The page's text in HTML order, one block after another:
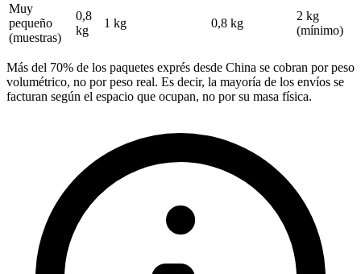
Muy
pequeño
(muestras)
0,8
kg
1 kg 0,8 kg
2 kg
(mínimo)
Más del 70% de los paquetes exprés desde China se cobran por peso
volumétrico, no por peso real. Es decir, la mayoría de los envíos se
facturan según el espacio que ocupan, no por su masa física.